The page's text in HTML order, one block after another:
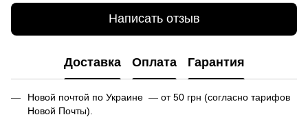
Написать отзыв
Доставка Оплата Гарантия
Новой почтой по Украине — от 50 грн (согласно тарифов
Новой Почты).